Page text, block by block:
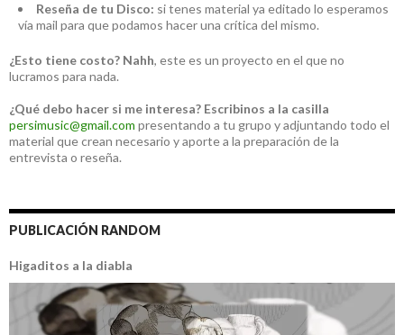
Reseña de tu Disco: si tenes material ya editado lo esperamos
vía mail para que podamos hacer una crítica del mismo.
¿Esto tiene costo? Nahh, este es un proyecto en el que no
lucramos para nada.
¿Qué debo hacer si me interesa? Escribinos a la casilla
persimusic@gmail.com presentando a tu grupo y adjuntando todo el
material que crean necesario y aporte a la preparación de la
entrevista o reseña.
PUBLICACIÓN RANDOM
Higaditos a la diabla